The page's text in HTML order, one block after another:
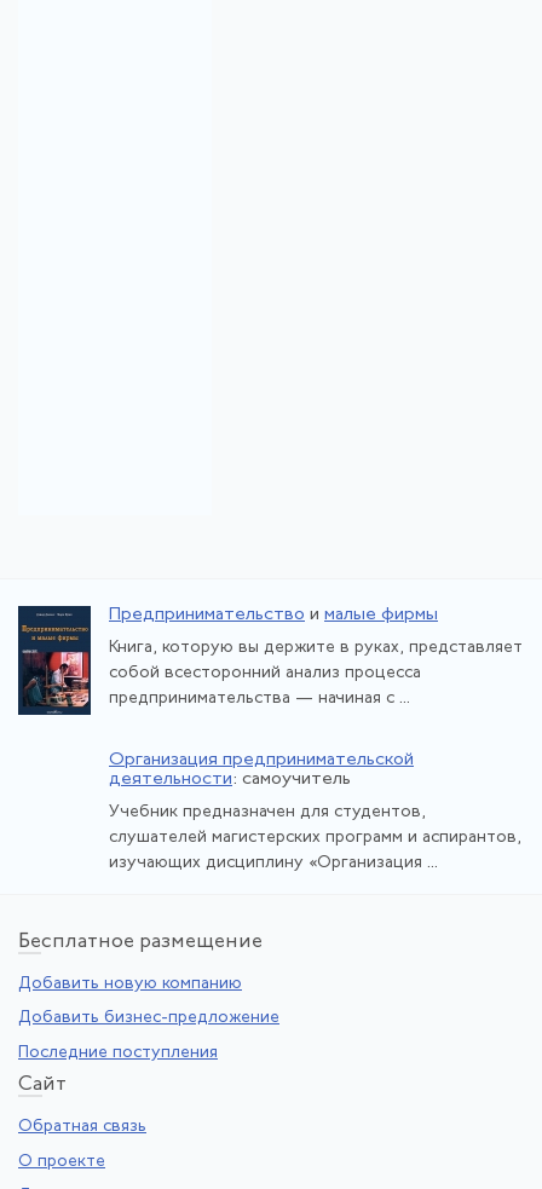
Предпринимательство и малые фирмы
Книга, которую вы держите в руках, представляет
собой всесторонний анализ процесса
предпринимательства — начиная с ...
Организация предпринимательской
деятельности: самоучитель
Учебник предназначен для студентов,
слушателей магистерских программ и аспирантов,
изучающих дисциплину «Организация ...
Бесплатное размещение
Добавить новую компанию
Добавить бизнес-предложение
Последние поступления
Сайт
Обратная связь
О проекте